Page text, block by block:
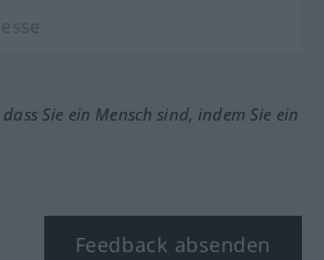
Sie ein Mensch sind, indem Sie ein
Feedback absenden